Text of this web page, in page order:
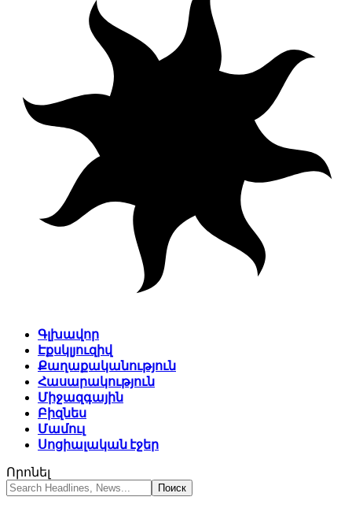
Գլխավոր
Էքսկլյուզիվ
Քաղաքականություն
Հասարակություն
Միջազգային
Բիզնես
Մամուլ
Սոցիալական էջեր
Որոնել